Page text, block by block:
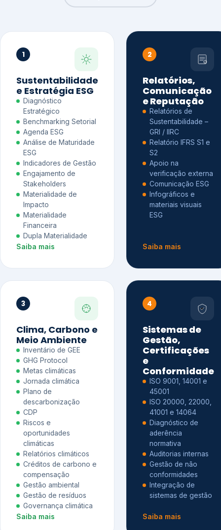
1
Sustentabilidade
e Estratégia ESG
Diagnóstico
Estratégico
Benchmarking Setorial
Agenda ESG
Análise de Maturidade
ESG
Indicadores de Gestão
Engajamento de
Stakeholders
Materialidade de
Impacto
Materialidade
Financeira
Dupla Materialidade
Saiba mais
2
Relatórios,
Comunicação
e Reputação
Relatórios de
Sustentabilidade –
GRI / IIRC
Relatório IFRS S1 e
S2
Apoio na
verificação externa
Comunicação ESG
Infográficos e
materiais visuais
ESG
Saiba mais
3
Clima, Carbono e
Meio Ambiente
Inventário de GEE
GHG Protocol
Metas climáticas
Jornada climática
Plano de
descarbonização
CDP
Riscos e
oportunidades
climáticas
Relatórios climáticos
Créditos de carbono e
compensação
Gestão ambiental
Gestão de resíduos
Governança climática
Saiba mais
4
Sistemas de
Gestão,
Certificações
e
Conformidade
ISO 9001, 14001 e
45001
ISO 20000, 22000,
41001 e 14064
Diagnóstico de
aderência
normativa
Auditorias internas
Gestão de não
conformidades
Integração de
sistemas de gestão
Saiba mais